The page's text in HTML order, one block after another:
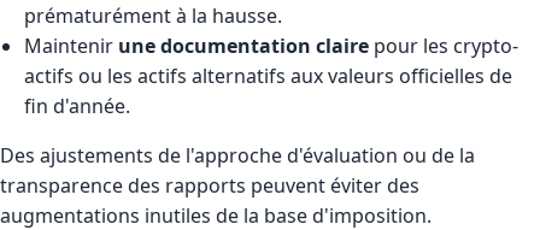
prématurément à la hausse.
Maintenir une documentation claire pour les crypto-
actifs ou les actifs alternatifs aux valeurs officielles de
fin d'année.
Des ajustements de l'approche d'évaluation ou de la
transparence des rapports peuvent éviter des
augmentations inutiles de la base d'imposition.